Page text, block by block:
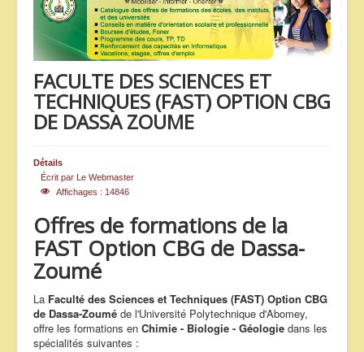
FAQ
CONTACTS
TELECHARGEMENTS
ANNONCES
FACULTE DES SCIENCES ET
TECHNIQUES (FAST) OPTION CBG
DE DASSA ZOUME
Détails
Écrit par Le Webmaster
Affichages : 14846
Offres de formations de la
FAST Option CBG de Dassa-
Zoumé
La Faculté des Sciences et Techniques (FAST) Option CBG
de Dassa-Zoumé de l'Université Polytechnique d'Abomey,
offre les formations en Chimie - Biologie - Géologie dans les
spécialités suivantes :